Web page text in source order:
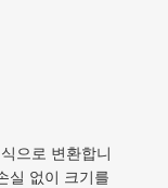
으로 변환합니
실 없이 크기를